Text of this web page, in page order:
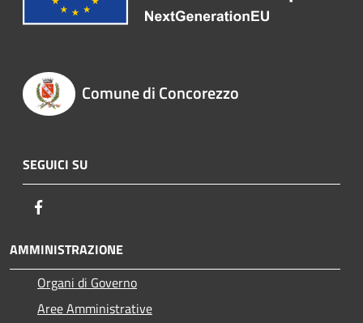
Comune di Concorezzo
SEGUICI SU
AMMINISTRAZIONE
Organi di Governo
Aree Amministrative